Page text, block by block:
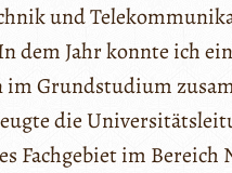
und
dem Jahr konnte ich
im Grundstudium
die
Fachgebiet im Bereich